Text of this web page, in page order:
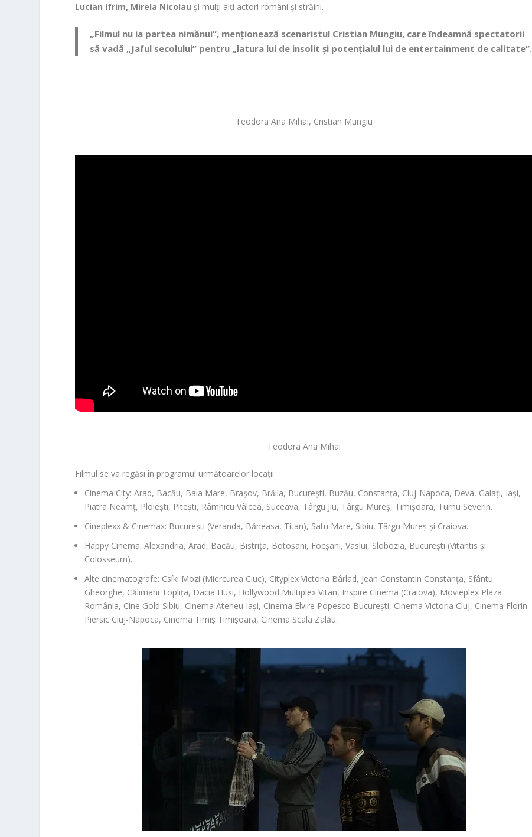
Lucian Ifrim, Mirela Nicolau și mulți alți actori români și străini.
„Filmul nu ia partea nimănui”, menționează scenaristul Cristian Mungiu, care îndeamnă spectatorii
să vadă „Jaful secolului” pentru „latura lui de insolit și potențialul lui de entertainment de calitate”.
Teodora Ana Mihai, Cristian Mungiu
Teodora Ana Mihai
Filmul se va regăsi în programul următoarelor locații:
Cinema City: Arad, Bacău, Baia Mare, Brașov, Brăila, București, Buzău, Constanța, Cluj-Napoca, Deva, Galați, Iași,
Piatra Neamț, Ploiești, Pitești, Râmnicu Vâlcea, Suceava, Târgu Jiu, Târgu Mureș, Timișoara, Turnu Severin.
Cineplexx & Cinemax: București (Veranda, Băneasa, Titan), Satu Mare, Sibiu, Târgu Mureș și Craiova.
Happy Cinema: Alexandria, Arad, Bacău, Bistrița, Botoșani, Focșani, Vaslui, Slobozia, București (Vitantis și
Colosseum).
Alte cinematografe: Csíki Mozi (Miercurea Ciuc), Cityplex Victoria Bârlad, Jean Constantin Constanța, Sfântu
Gheorghe, Călimani Toplița, Dacia Huși, Hollywood Multiplex Vitan, Inspire Cinema (Craiova), Movieplex Plaza
România, Cine Gold Sibiu, Cinema Ateneu Iași, Cinema Elvire Popesco București, Cinema Victoria Cluj, Cinema Florin
Piersic Cluj-Napoca, Cinema Timiș Timișoara, Cinema Scala Zalău.